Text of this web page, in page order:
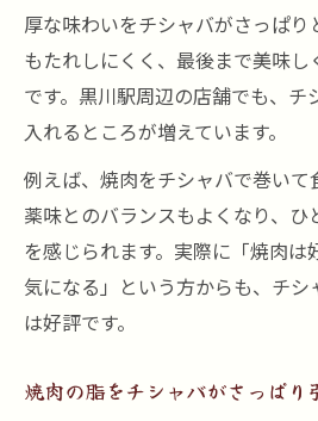
厚な味わいをチシャバがさっぱり
もたれしにくく、最後まで美味し
です。黒川駅周辺の店舗でも、チ
入れるところが増えています。
例えば、焼肉をチシャバで巻いて
薬味とのバランスもよくなり、
を感じられます。実際に「焼肉は
気になる」という方からも、チ
は好評です。
焼肉の脂をチシャバがさっぱり